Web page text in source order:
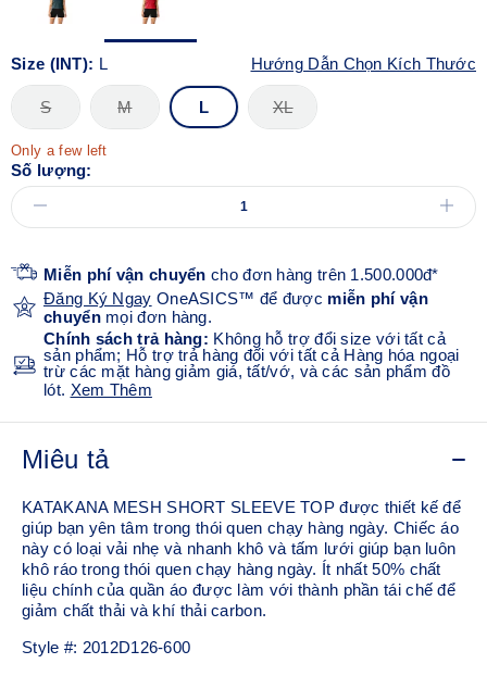
Size (INT): L Hướng Dẫn Chọn Kích Thước
S M L XL
Only a few left
Số lượng:
Miễn phí vận chuyển cho đơn hàng trên 1.500.000đ*
Đăng Ký Ngay OneASICS™ để được miễn phí vận
chuyểnmọi đơn hàng.
Chính sách trả hàng: Không hỗ trợ đổi size với tất cả
sản phẩm; Hỗ trợ trả hàng đối với tất cả Hàng hóa ngoại
trừ các mặt hàng giảm giá, tất/vớ, và các sản phẩm đồ
lót. Xem Thêm
Miêu tả
KATAKANA MESH SHORT SLEEVE TOP được thiết kế để
giúp bạn yên tâm trong thói quen chạy hàng ngày. Chiếc áo
này có loại vải nhẹ và nhanh khô và tấm lưới giúp bạn luôn
khô ráo trong thói quen chạy hàng ngày. Ít nhất 50% chất
liệu chính của quần áo được làm với thành phần tái chế để
giảm chất thải và khí thải carbon.
Style #: 2012D126-600